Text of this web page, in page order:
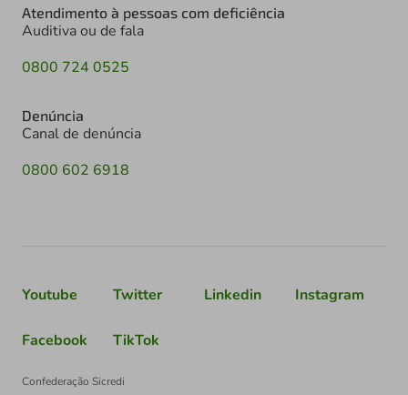
Atendimento à pessoas com deficiência
Auditiva ou de fala
0800 724 0525
Denúncia
Canal de denúncia
0800 602 6918
Youtube Twitter Linkedin Instagram
Facebook TikTok
Confederação Sicredi